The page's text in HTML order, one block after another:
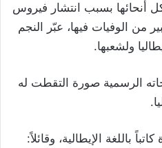
بكل أنحائها بسبب انتشار فيروس
من الوفيات فيها، عبّر النجم
ولشعبها.
الرسمية صورة التقطت له
باللغة الإيطالية، وقائلاً: